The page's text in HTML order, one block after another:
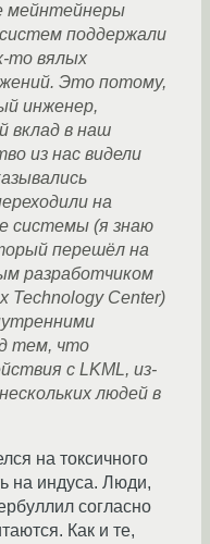
мейнтейнеры
поддержали
то вялых
Это потому,
инженер,
вклад в наш
из нас видели
на
системы (я знаю
перешёл на
разработчиком
Technology Center)
тем, что
с LKML, из-
людей в
на токсичного
на индуса. Люди,
согласно
Как и те,